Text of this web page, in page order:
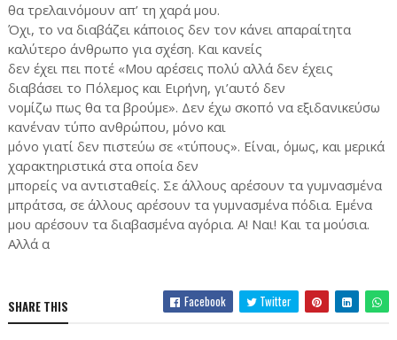
θα τρελαινόμουν απ’ τη χαρά μου.
Όχι, το να διαβάζει κάποιος δεν τον κάνει απαραίτητα
καλύτερο άνθρωπο για σχέση. Και κανείς
δεν έχει πει ποτέ «Μου αρέσεις πολύ αλλά δεν έχεις
διαβάσει το Πόλεμος και Ειρήνη, γι’αυτό δεν
νομίζω πως θα τα βρούμε». Δεν έχω σκοπό να εξιδανικεύσω
κανέναν τύπο ανθρώπου, μόνο και
μόνο γιατί δεν πιστεύω σε «τύπους». Είναι, όμως, και μερικά
χαρακτηριστικά στα οποία δεν
μπορείς να αντισταθείς. Σε άλλους αρέσουν τα γυμνασμένα
μπράτσα, σε άλλους αρέσουν τα γυμνασμένα πόδια. Εμένα
μου αρέσουν τα διαβασμένα αγόρια. Α! Ναι! Και τα μούσια.
Αλλά α
SHARE THIS Facebook Twitter